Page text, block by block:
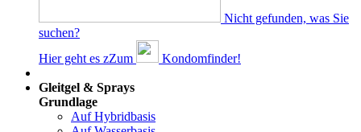
Nicht gefunden, was Sie
suchen?
Hier geht es zZum
Kondomfinder!
Gleitgel & Sprays
Grundlage
Auf Hybridbasis